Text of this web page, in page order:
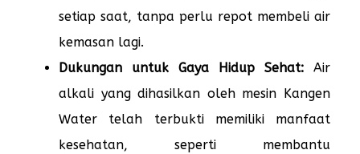
setiap saat, tanpa perlu repot membeli air
kemasan lagi.
Dukungan untuk Gaya Hidup Sehat: Air
alkali yang dihasilkan oleh mesin Kangen
Water telah terbukti memiliki manfaat
kesehatan, seperti membantu